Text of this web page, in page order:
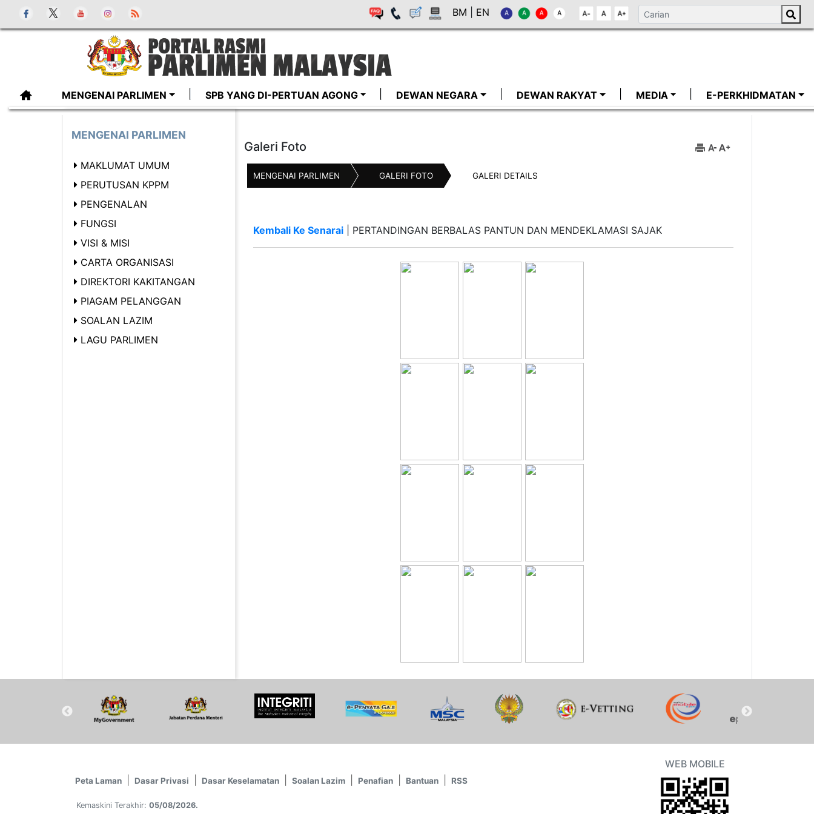
BM EN
MENGENAI PARLIMEN SPB YANG DI-PERTUAN AGONG DEWAN NEGARA DEWAN RAKYAT MEDIA E-PERKHIDMATAN
Galeri Foto
MENGENAI PARLIMEN GALERI FOTO GALERI DETAILS
Kembali Ke Senarai| PERTANDINGAN BERBALAS PANTUN DAN MENDEKLAMASI SAJAK
MENGENAI PARLIMEN
MAKLUMAT UMUM
PERUTUSAN KPPM
PENGENALAN
FUNGSI
VISI & MISI
CARTA ORGANISASI
DIREKTORI KAKITANGAN
PIAGAM PELANGGAN
SOALAN LAZIM
LAGU PARLIMEN
Peta Laman Dasar Privasi Dasar Keselamatan Soalan Lazim Penafian Bantuan RSS
Kemaskini Terakhir: 05/08/2026.
WEB MOBILE